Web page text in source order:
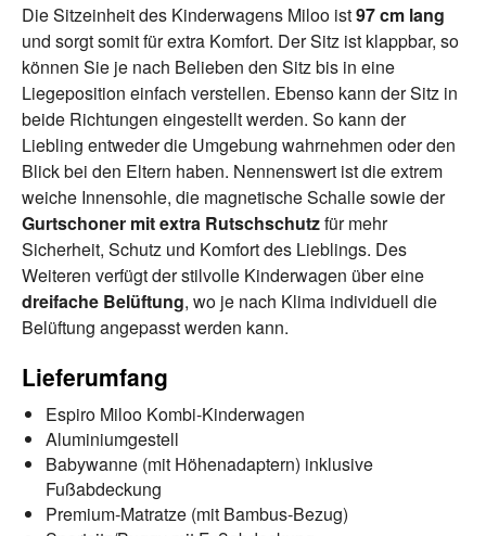
Die Sitzeinheit des Kinderwagens Miloo ist97 cm lang
und sorgt somit für extra Komfort. Der Sitz ist klappbar, so
können Sie je nach Belieben den Sitz bis in eine
Liegeposition einfach verstellen. Ebenso kann der Sitz in
beide Richtungen eingestellt werden. So kann der
Liebling entweder die Umgebung wahrnehmen oder den
Blick bei den Eltern haben. Nennenswert ist die extrem
weiche Innensohle, die magnetische Schalle sowie der
Gurtschoner mit extra Rutschschutzfür mehr
Sicherheit, Schutz und Komfort des Lieblings. Des
Weiteren verfügt der stilvolle Kinderwagen über eine
dreifache Belüftung, wo je nach Klima individuell die
Belüftung angepasst werden kann.
Lieferumfang
Espiro Miloo Kombi‑Kinderwagen
Aluminiumgestell
Babywanne (mit Höhenadaptern) inklusive
Fußabdeckung
Premium‑Matratze (mit Bambus‑Bezug)